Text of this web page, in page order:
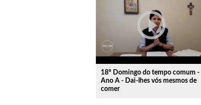
play_circle_outline
18º Domingo do tempo comum -
Ano A - Dai-lhes vós mesmos de
comer